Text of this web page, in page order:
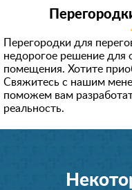
Перегородки для
недорогое решение для
помещения. Хотите
Свяжитесь с нашим
поможем вам
реальность.